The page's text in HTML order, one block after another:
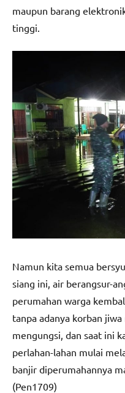
maupun barang
tinggi.
Namun kita semua
siang ini, air berangsur-
perumahan warga
tanpa adanya korban
mengungsi, dan saat ini
perlahan-lahan mulai
banjir diperumahannya
(Pen1709)